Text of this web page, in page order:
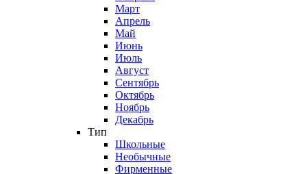
Март
Апрель
Май
Июнь
Июль
Август
Сентябрь
Октябрь
Ноябрь
Декабрь
Тип
Школьные
Необычные
Фирменные